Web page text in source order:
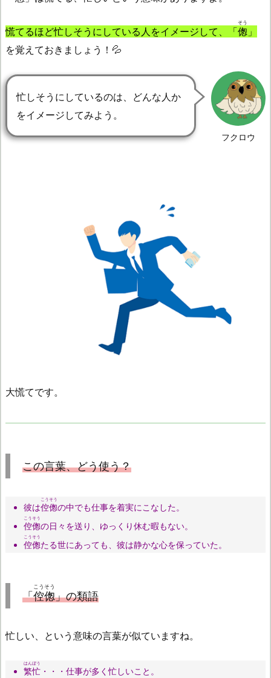
慌てるほど忙しそうにしている人をイメージして、「偬
そう
」
を覚えておきましょう！💦
フクロウ
忙しそうにしているのは、どんな人か
をイメージしてみよう。
大慌てです。
この言葉、どう使う？
彼は倥偬
こうそう
の中でも仕事を着実にこなした。
倥偬
こうそう
の日々を送り、ゆっくり休む暇もない。
倥偬
こうそう
たる世にあっても、彼は静かな心を保っていた。
「倥偬
こうそう
」の類語
忙しい、という意味の言葉が似ていますね。
繁忙
はんぼう
・・・仕事が多く忙しいこと。